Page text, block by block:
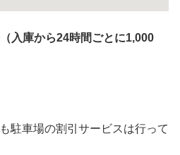
入庫から24時間ごとに1,000
駐車場の割引サービスは行って